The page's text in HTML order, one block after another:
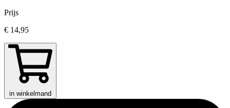
Prijs
€ 14,95
in winkelmand